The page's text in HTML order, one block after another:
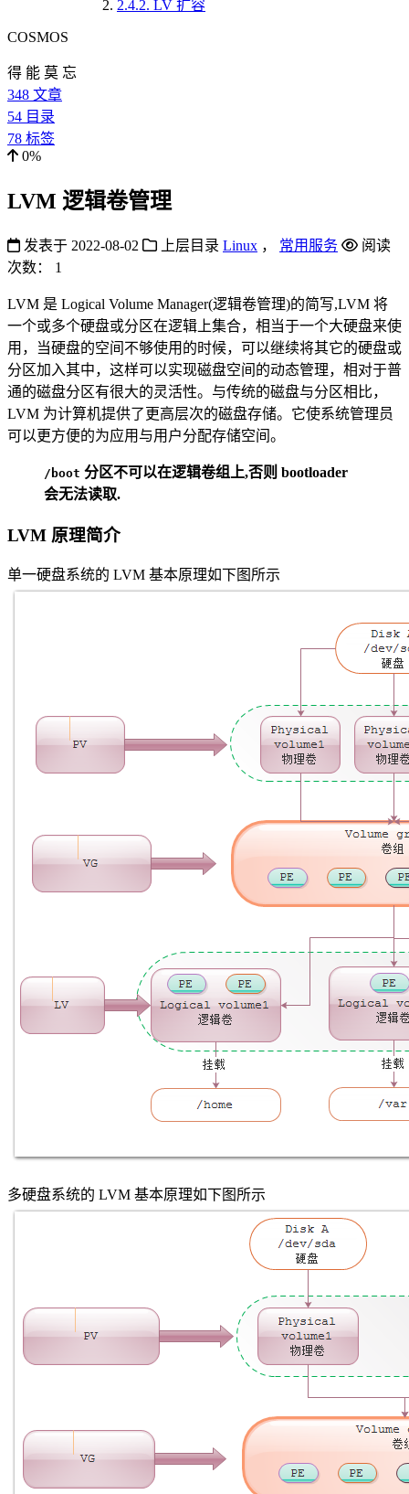
2.4.2. LV 扩容
COSMOS
得 能 莫 忘
348 文章
54 目录
78 标签
0%
LVM 逻辑卷管理
发表于 2022-08-02 上层目录 Linux ， 常用服务
阅读
次数：
1
LVM 是 Logical Volume Manager(逻辑卷管理)的简写,LVM 将
一个或多个硬盘或分区在逻辑上集合，相当于一个大硬盘来使
用，当硬盘的空间不够使用的时候，可以继续将其它的硬盘或
分区加入其中，这样可以实现磁盘空间的动态管理，相对于普
通的磁盘分区有很大的灵活性。与传统的磁盘与分区相比，
LVM 为计算机提供了更高层次的磁盘存储。它使系统管理员
可以更方便的为应用与用户分配存储空间。
/boot 分区不可以在逻辑卷组上,否则 bootloader
会无法读取.
LVM 原理简介
单一硬盘系统的 LVM 基本原理如下图所示
多硬盘系统的 LVM 基本原理如下图所示